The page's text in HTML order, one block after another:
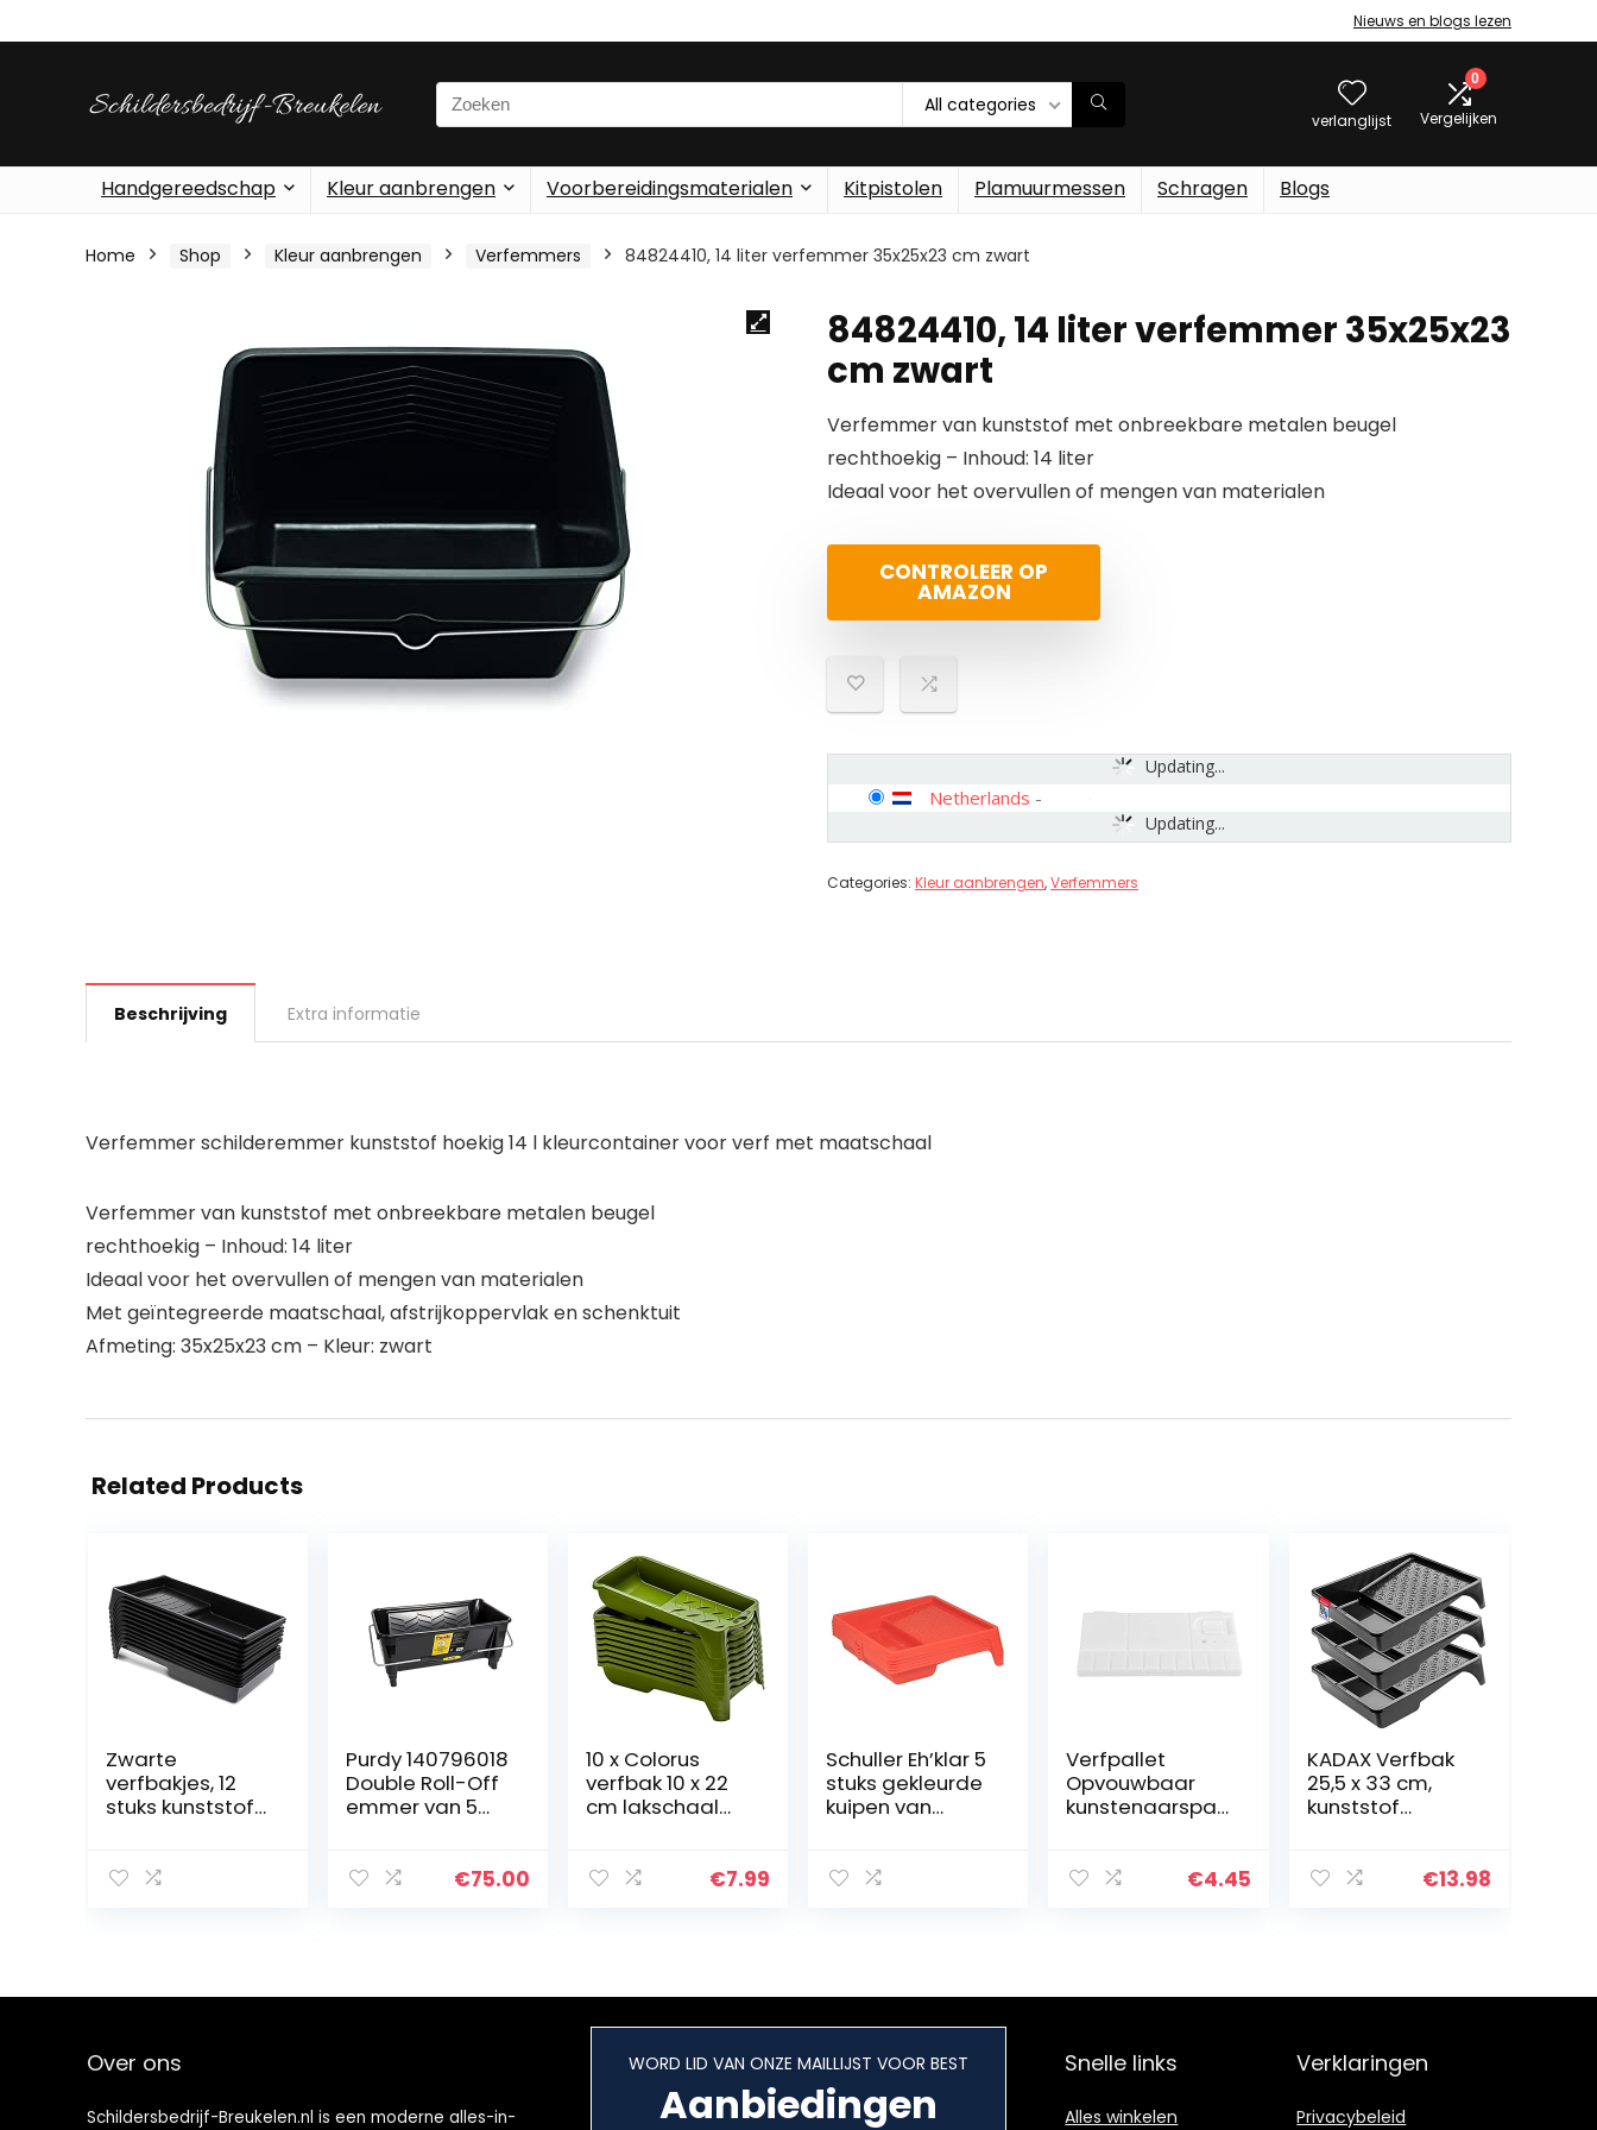
Nieuws en blogs lezen
Search
for:
All categories
verlanglijst
0
Vergelijken
Handgereedschap Kleur aanbrengen Voorbereidingsmaterialen Kitpistolen Plamuurmessen Schragen Blogs
Home Shop Kleur aanbrengen Verfemmers 84824410, 14 liter verfemmer 35x25x23 cm zwart
84824410, 14 liter verfemmer 35x25x23
cm zwart
Verfemmer van kunststof met onbreekbare metalen beugel
rechthoekig – Inhoud: 14 liter
Ideaal voor het overvullen of mengen van materialen
CONTROLEER OP
AMAZON
Updating...
Updating...
Netherlands -
Categories: Kleur aanbrengen,Verfemmers
Beschrijving Extra informatie
Verfemmer schilderemmer kunststof hoekig 14 l kleurcontainer voor verf met maatschaal
Verfemmer van kunststof met onbreekbare metalen beugel
rechthoekig – Inhoud: 14 liter
Ideaal voor het overvullen of mengen van materialen
Met geïntegreerde maatschaal, afstrijkoppervlak en schenktuit
Afmeting: 35x25x23 cm – Kleur: zwart
Related Products
Zwarte
verfbakjes, 12
stuks kunststof
rollen van 10 cm,
Purdy 140796018
Double Roll-Off
emmer van 5
€75.00
10 x Colorus
verfbak 10 x 22
cm lakschaal
verfschaal
€7.99
Schuller Eh’klar 5
stuks gekleurde
kuipen van
handvat
Verfpallet
Opvouwbaar
kunstenaarspal
verfpalet voor
€4.45
KADAX Verfbak
25,5 x 33 cm,
kunststof
schilderen van
kamerrenovatie
€13.98
Over ons
Schildersbedrijf-Breukelen.nl is een moderne alles-in-
WORD LID VAN ONZE MAILLIJST VOOR BEST
Aanbiedingen
Snelle links
Alles winkelen
Verklaringen
Privacybeleid